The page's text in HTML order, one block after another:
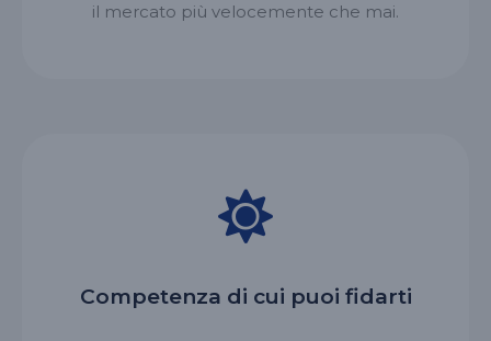
il mercato più velocemente che mai.
Competenza di cui puoi fidarti